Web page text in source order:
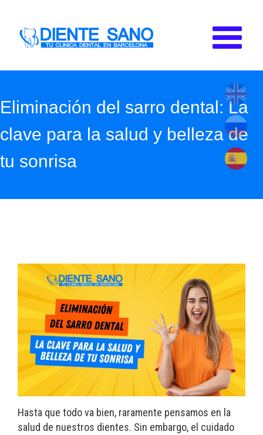
Eliminación del sarro dental: La
clave para la salud y belleza de
tu sonrisa
Hasta que todo va bien, raramente pensamos en la
salud de nuestros dientes. Sin embargo, el cuidado